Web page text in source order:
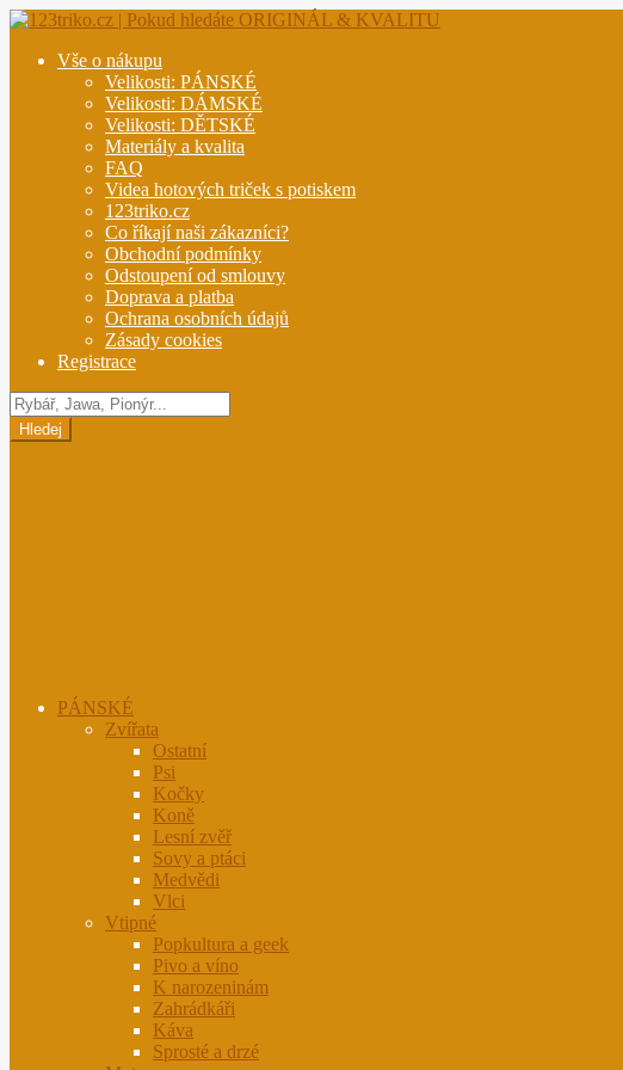
Přeskočit
navigaci
Přejít
obsahuVše o nákupu
Velikosti: PÁNSKÉ
Velikosti: DÁMSKÉ
Velikosti: DĚTSKÉ
Materiály a kvalita
FAQ
Videa hotových triček s potiskem
123triko.cz
Co říkají naši zákazníci?
Obchodní podmínky
Odstoupení od smlouvy
Doprava a platba
Ochrana osobních údajů
Zásady cookies
Registrace
Hledat
produkty
Hledej
PÁNSKÉ
Zvířata
Ostatní
Psi
Kočky
Koně
Lesní zvěř
Sovy a ptáci
Medvědi
Vlci
Vtipné
Popkultura a geek
Pivo a víno
K narozeninám
Zahrádkáři
Káva
Sprosté a drzé